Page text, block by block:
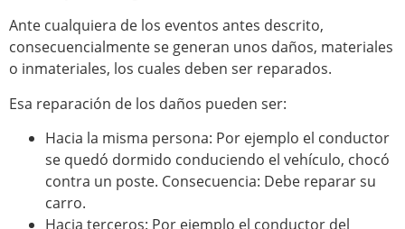
Ante cualquiera de los eventos antes descrito,
consecuencialmente se generan unos daños, materiales
o inmateriales, los cuales deben ser reparados.
Esa reparación de los daños pueden ser:
Hacia la misma persona: Por ejemplo el conductor
se quedó dormido conduciendo el vehículo, chocó
contra un poste. Consecuencia: Debe reparar su
carro.
Hacia terceros: Por ejemplo el conductor del